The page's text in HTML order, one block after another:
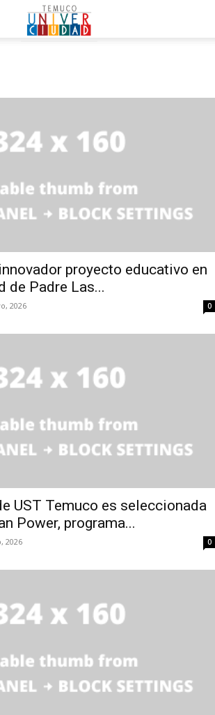
proyecto educativo en
de Padre Las...
2026 0
UST Temuco es seleccionada
Power, programa...
2026 0